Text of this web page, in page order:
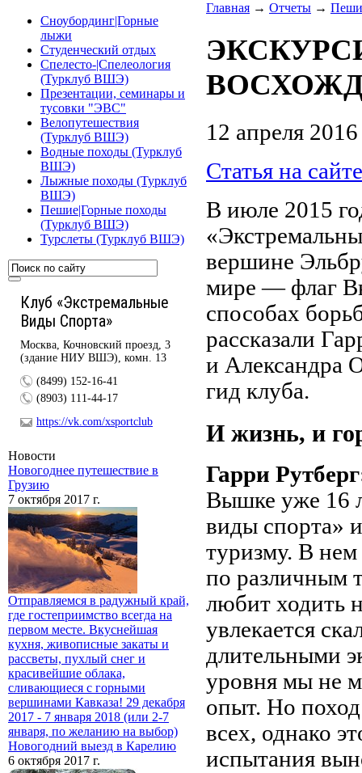
Сноубординг|Горные
лыжи
Студенческий отдых
Спелесто-|Спелеология
(Турклуб ВШЭ)
Презентации, семинары и
тусовки "ЭВС"
Велопутешествия
(Турклуб ВШЭ)
Водные походы (Турклуб
ВШЭ)
Лыжные походы (Турклуб
ВШЭ)
Пешие|Горные походы
(Турклуб ВШЭ)
Турслеты (Турклуб ВШЭ)
Клуб «Экстремальные
Виды Спорта»
Москва, Кочновский проезд, 3
(здание НИУ ВШЭ), комн. 13
(8499) 152-16-41
(8903) 111-44-17
https://vk.com/xsportclub
Новости
Новогоднее путешествие в
Грузию
7 октября 2017 г.
Отправляемся в радужный край,
где гостеприимство всегда на
первом месте. Вкуснейшая
кухня, живописные закаты и
рассветы, пухлый снег и
красивейшие облака,
сливающиеся с горными
вершинами Кавказа! 29 декабря
2017 - 7 января 2018 (или 2-7
января, по желанию на выбор)
Новогодний выезд в Карелию
6 октября 2017 г.
Главная → Отчеты →
12 апреля 2016
Статья на
В июле 2015
вершине
мире — флаг
способах
рассказали
и Александра
гид клуба.
И жизнь, и
Гарри
Вышке уже 16
виды спорта»
туризму. В нем
по различным
любит ходить
увлекается
длительными
уровня мы не
опыт. Но поход
всех, однако
испытания